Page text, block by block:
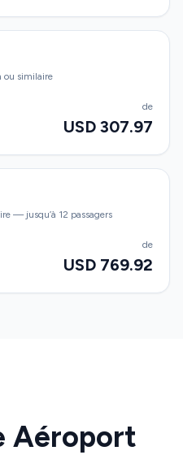
ou similaire
de
USD 307.97
— jusqu’à 12 passagers
de
USD 769.92
Aéroport